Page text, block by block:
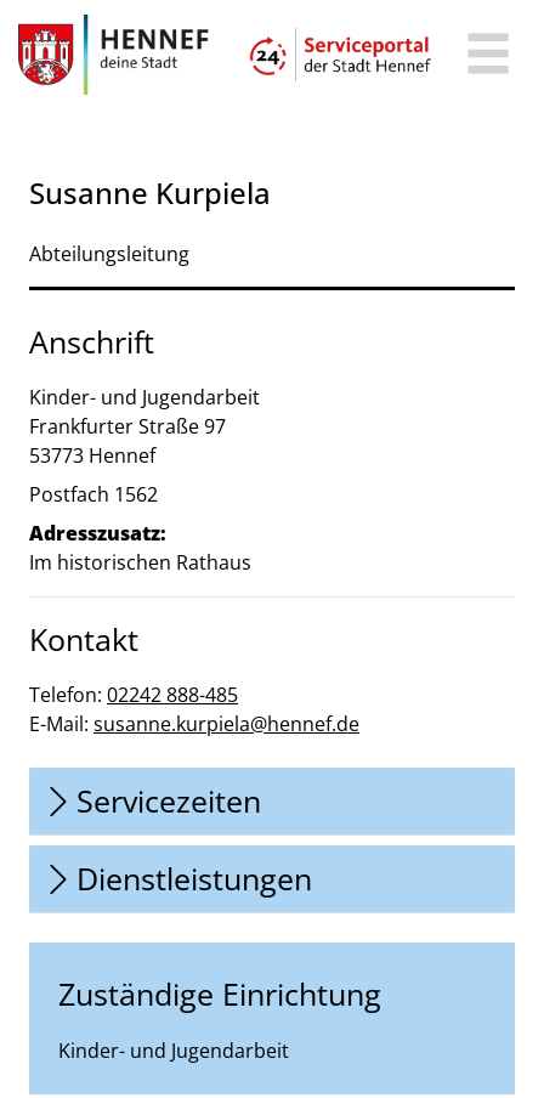
Zum Hauptinhalt springen
Zum Header
Zum Hauptinhalt
Zum Footer
Susanne Kurpiela
Abteilungsleitung
Anschrift
Kinder- und Jugendarbeit
Frankfurter Straße97
53773 Hennef
Postfach 1562
Adresszusatz:
Im historischen Rathaus
Kontakt
Telefon: 02242 888-485
E-Mail: susanne.kurpiela@hennef.de
Servicezeiten
Dienstleistungen
Zuständige Einrichtung
Kinder- und Jugendarbeit